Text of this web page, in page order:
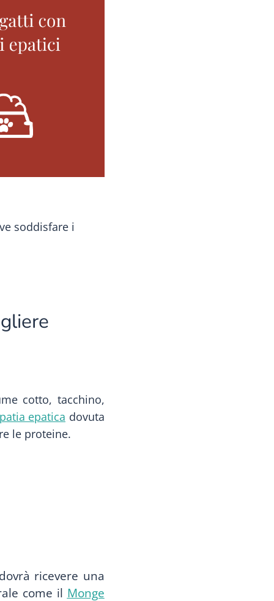
soddisfare i
cotto, tacchino,
epatica dovuta
le proteine.
ricevere una
come il Monge